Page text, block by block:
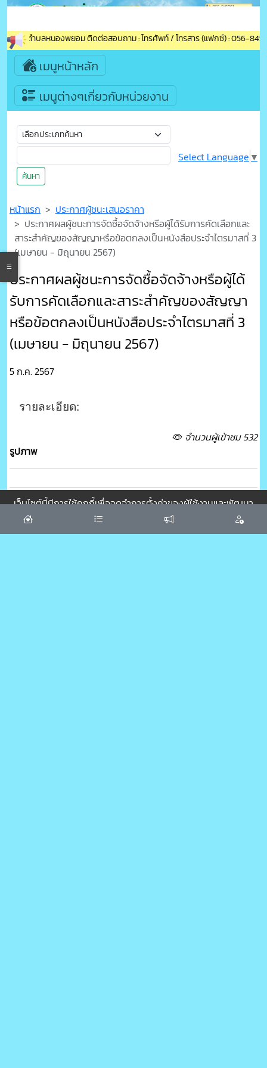
ศบาลตำบลหนองพยอม ติดต่อสอบถาม : โทรศัพท์ / โทรสาร (แฟกซ์) : 056-
เมนูหน้าหลัก
เมนูต่างๆเกี่ยวกับหน่วยงาน
ค้นหา
Select Language ▼
หน้าแรก
ประกาศผู้ชนะเสนอราคา
ประกาศผลผู้ชนะการจัดซื้อจัดจ้างหรือผู้ได้รับการคัดเลือกและ
สาระสำคัญของสัญญาหรือข้อตกลงเป็นหนังสือประจำไตรมาสที่ 3
(เมษายน - มิถุนายน 2567)
ประกาศผลผู้ชนะการจัดซื้อจัดจ้างหรือผู้ได้
รับการคัดเลือกและสาระสำคัญของสัญญา
หรือข้อตกลงเป็นหนังสือประจำไตรมาสที่ 3
(เมษายน - มิถุนายน 2567)
5 ก.ค. 2567
รายละเอียด:
จำนวนผู้เข้าชม 532
รูปภาพ
ไฟล์เอกสาร
เว็บไซต์นี้มีการใช้คุกกี้เพื่อจดจำการตั้งค่าของผู้ใช้งานและพัฒนา
ประสบการณ์การใช้งานของคุณให้ดียิ่งขึ้น